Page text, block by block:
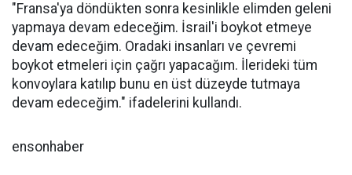
"Fransa'ya döndükten sonra kesinlikle elimden geleni
yapmaya devam edeceğim. İsrail'i boykot etmeye
devam edeceğim. Oradaki insanları ve çevremi
boykot etmeleri için çağrı yapacağım. İlerideki tüm
konvoylara katılıp bunu en üst düzeyde tutmaya
devam edeceğim." ifadelerini kullandı.
ensonhaber